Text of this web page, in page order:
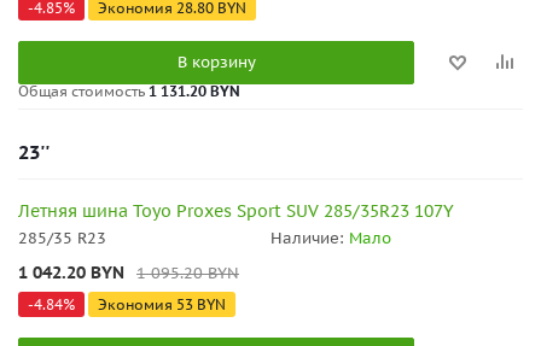
-4.85% Экономия 28.80 BYN
В корзину
Общая стоимость1 131.20 BYN
23''
Летняя шина Toyo Proxes Sport SUV 285/35R23 107Y
285/35 R23 Наличие: Мало
1 042.20 BYN 1 095.20BYN
-4.84% Экономия 53 BYN